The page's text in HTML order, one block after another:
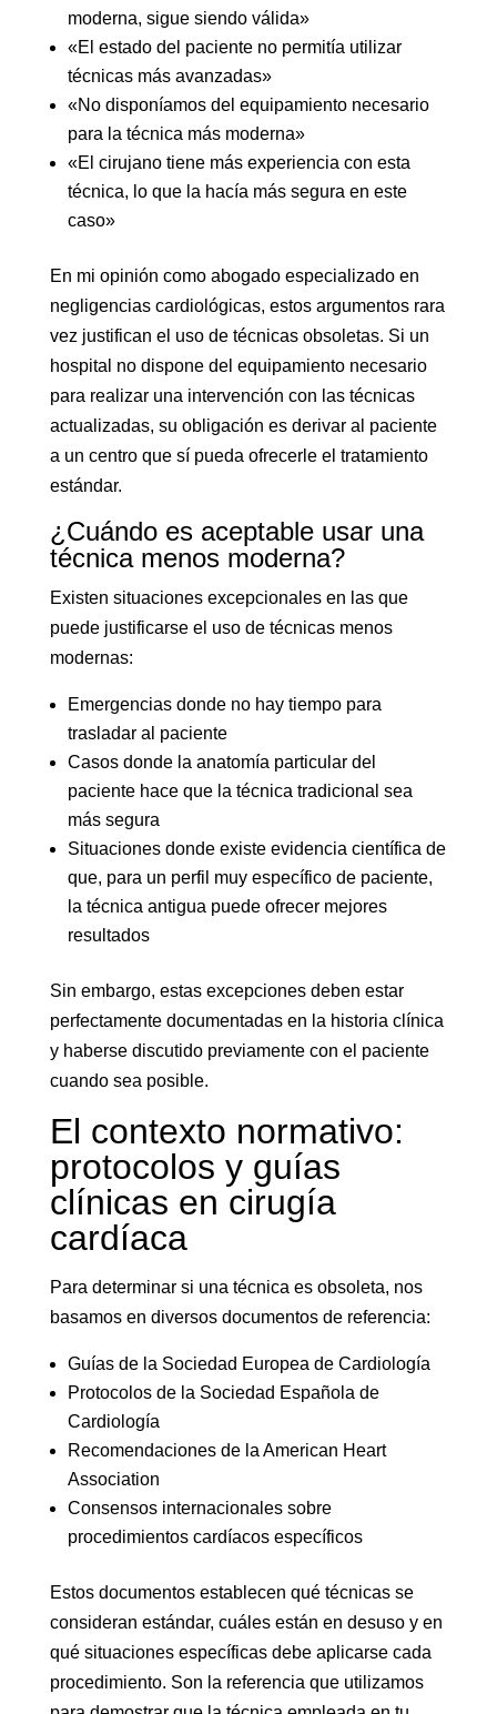
moderna, sigue siendo válida»
«El estado del paciente no permitía utilizar
técnicas más avanzadas»
«No disponíamos del equipamiento necesario
para la técnica más moderna»
«El cirujano tiene más experiencia con esta
técnica, lo que la hacía más segura en este
caso»
En mi opinión como abogado especializado en
negligencias cardiológicas, estos argumentos rara
vez justifican el uso de técnicas obsoletas. Si un
hospital no dispone del equipamiento necesario
para realizar una intervención con las técnicas
actualizadas, su obligación es derivar al paciente
a un centro que sí pueda ofrecerle el tratamiento
estándar.
¿Cuándo es aceptable usar una
técnica menos moderna?
Existen situaciones excepcionales en las que
puede justificarse el uso de técnicas menos
modernas:
Emergencias donde no hay tiempo para
trasladar al paciente
Casos donde la anatomía particular del
paciente hace que la técnica tradicional sea
más segura
Situaciones donde existe evidencia científica de
que, para un perfil muy específico de paciente,
la técnica antigua puede ofrecer mejores
resultados
Sin embargo, estas excepciones deben estar
perfectamente documentadas en la historia clínica
y haberse discutido previamente con el paciente
cuando sea posible.
El contexto normativo:
protocolos y guías
clínicas en cirugía
cardíaca
Para determinar si una técnica es obsoleta, nos
basamos en diversos documentos de referencia:
Guías de la Sociedad Europea de Cardiología
Protocolos de la Sociedad Española de
Cardiología
Recomendaciones de la American Heart
Association
Consensos internacionales sobre
procedimientos cardíacos específicos
Estos documentos establecen qué técnicas se
consideran estándar, cuáles están en desuso y en
qué situaciones específicas debe aplicarse cada
procedimiento. Son la referencia que utilizamos